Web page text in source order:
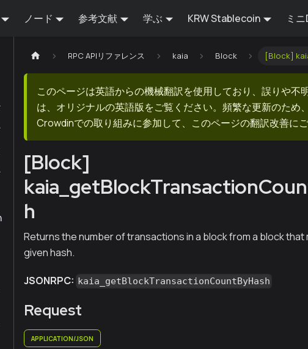
ノード 参考文献 学ぶ KRW Stablecoin ミ
RPC APIリファレンス kaia Block [Block]
このページは英語からの機械翻訳を使用しており、誤りや
は、オリジナルの英語版をご覧ください。頻繁な更新のため
Crowdinでの取り組みに参加して、このページの翻訳改善にご
[Block]
h
Returns the number of transactions in a block from a block
given hash.
JSONRPC: kaia_getBlockTransactionCountByHash
Request
APPLICATION/JSON